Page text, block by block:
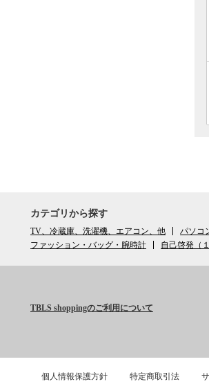
カテゴリから探す
TV、冷蔵庫、洗濯機、エアコン、他 パソコ
ファッション・バッグ・腕時計
自己啓発（１
TBLS shoppingのご利用について
個人情報保護方針 特定商取引法